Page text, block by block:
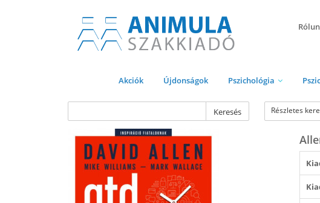
Akciók Újdonságok Pszichológia
Keresés Részletes